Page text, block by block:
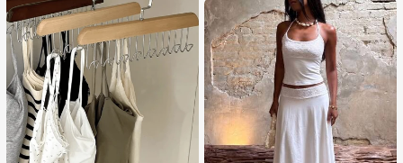
#1 TOP 3위 에서 행거 스태커